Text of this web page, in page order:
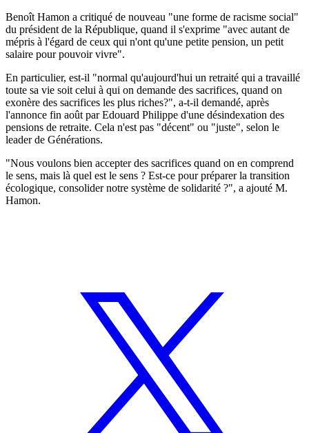
Benoît Hamon a critiqué de nouveau "une forme de racisme social"
du président de la République, quand il s'exprime "avec autant de
mépris à l'égard de ceux qui n'ont qu'une petite pension, un petit
salaire pour pouvoir vivre".
En particulier, est-il "normal qu'aujourd'hui un retraité qui a travaillé
toute sa vie soit celui à qui on demande des sacrifices, quand on
exonère des sacrifices les plus riches?", a-t-il demandé, après
l'annonce fin août par Edouard Philippe d'une désindexation des
pensions de retraite. Cela n'est pas "décent" ou "juste", selon le
leader de Générations.
"Nous voulons bien accepter des sacrifices quand on en comprend
le sens, mais là quel est le sens ? Est-ce pour préparer la transition
écologique, consolider notre système de solidarité ?", a ajouté M.
Hamon.